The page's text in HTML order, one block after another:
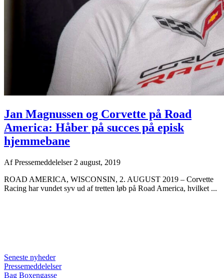
Jan Magnussen og Corvette på Road
America: Håber på succes på episk
hjemmebane
AfPressemeddelelser 2 august, 2019
ROAD AMERICA, WISCONSIN, 2. AUGUST 2019 – Corvette
Racing har vundet syv ud af tretten løb på Road America, hvilket ...
Seneste nyheder
Pressemeddelelser
Bag Boxengasse